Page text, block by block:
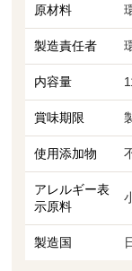
原材料
製造責任者
内容量
賞味期限
使用添加物
アレルギー表
示原料
製造国